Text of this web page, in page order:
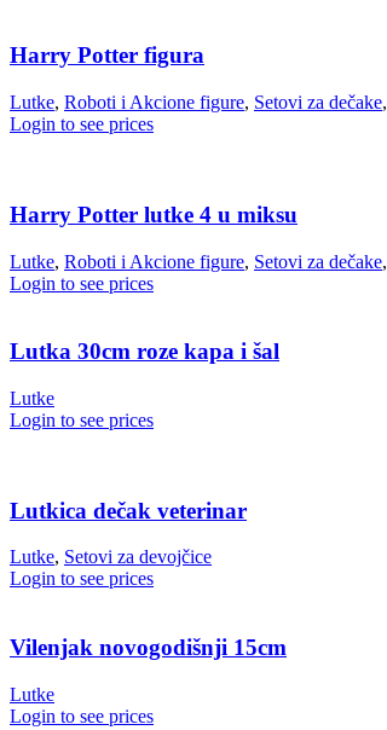
Harry Potter figura
Lutke, Roboti i Akcione figure, Setovi za dečake,
Login to see prices
Harry Potter lutke 4 u miksu
Lutke, Roboti i Akcione figure, Setovi za dečake,
Login to see prices
Lutka 30cm roze kapa i šal
Lutke
Login to see prices
Lutkica dečak veterinar
Lutke, Setovi za devojčice
Login to see prices
Vilenjak novogodišnji 15cm
Lutke
Login to see prices